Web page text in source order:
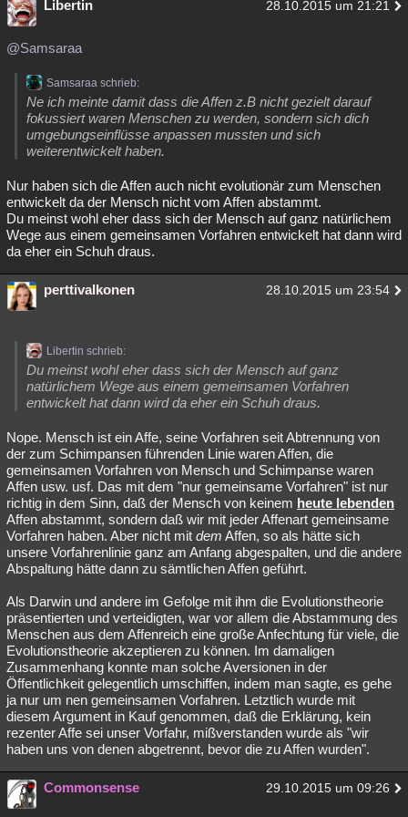
Libertin 28.10.2015 um 21:21
@Samsaraa
Samsaraa schrieb:
Ne ich meinte damit dass die Affen z.B nicht gezielt darauf
fokussiert waren Menschen zu werden, sondern sich dich
umgebungseinflüsse anpassen mussten und sich
weiterentwickelt haben.
Nur haben sich die Affen auch nicht evolutionär zum Menschen
entwickelt da der Mensch nicht vom Affen abstammt.
Du meinst wohl eher dass sich der Mensch auf ganz natürlichem
Wege aus einem gemeinsamen Vorfahren entwickelt hat dann wird
da eher ein Schuh draus.
perttivalkonen 28.10.2015 um 23:54
Libertin schrieb:
Du meinst wohl eher dass sich der Mensch auf ganz
natürlichem Wege aus einem gemeinsamen Vorfahren
entwickelt hat dann wird da eher ein Schuh draus.
Nope. Mensch ist ein Affe, seine Vorfahren seit Abtrennung von
der zum Schimpansen führenden Linie waren Affen, die
gemeinsamen Vorfahren von Mensch und Schimpanse waren
Affen usw. usf. Das mit dem "nur gemeinsame Vorfahren" ist nur
richtig in dem Sinn, daß der Mensch von keinem heute lebenden
Affen abstammt, sondern daß wir mit jeder Affenart gemeinsame
Vorfahren haben. Aber nicht mit dem Affen, so als hätte sich
unsere Vorfahrenlinie ganz am Anfang abgespalten, und die andere
Abspaltung hätte dann zu sämtlichen Affen geführt.
Als Darwin und andere im Gefolge mit ihm die Evolutionstheorie
präsentierten und verteidigten, war vor allem die Abstammung des
Menschen aus dem Affenreich eine große Anfechtung für viele, die
Evolutionstheorie akzeptieren zu können. Im damaligen
Zusammenhang konnte man solche Aversionen in der
Öffentlichkeit gelegentlich umschiffen, indem man sagte, es gehe
ja nur um nen gemeinsamen Vorfahren. Letztlich wurde mit
diesem Argument in Kauf genommen, daß die Erklärung, kein
rezenter Affe sei unser Vorfahr, mißverstanden wurde als "wir
haben uns von denen abgetrennt, bevor die zu Affen wurden".
Commonsense 29.10.2015 um 09:26